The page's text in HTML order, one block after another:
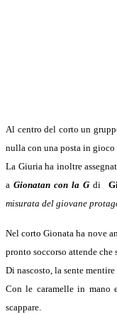
Al centro del corto un
nulla con una posta in
La Giuria ha inoltre
aGionatan con la Gdi
misurata del giovane
Nel corto Gionata ha nove
pronto soccorso attende che
Di nascosto, la sente
Con le caramelle in mano
scappare.